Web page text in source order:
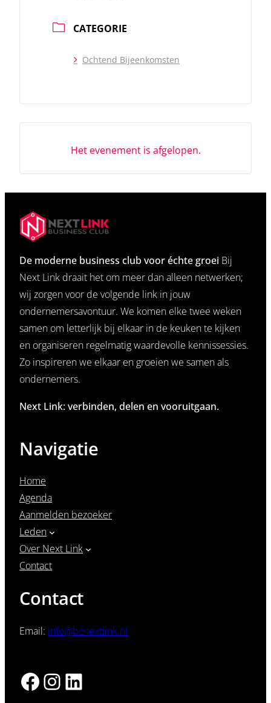
CATEGORIE
Ochtend Bijeenkomsten
Het evenement is afgelopen.
De moderne business club voor échte groei Bij
Next Link draait het om meer dan alleen netwerken;
wij zorgen voor de volgende link in jouw
ondernemersavontuur. We komen elke twee weken
samen om letterlijk bij elkaar in de keuken te kijken
en organiseren regelmatig waardevolle kennissessies.
Zo inspireren we elkaar en groeien we samen als
ondernemers.
Next Link: verbinden, delen en vooruitgaan.
Navigatie
Home
Agenda
Aanmelden bezoeker
Leden
Over Next Link
Contact
Contact
Email: info@bcnextlink.nl
Facebook InstagramLinkedIn